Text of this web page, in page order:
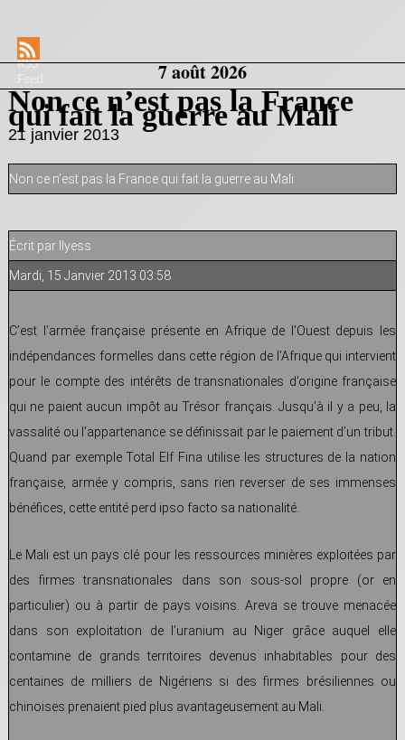
RSS
Feed
7 août 2026
Non ce n’est pas la France
qui fait la guerre au Mali
21 janvier 2013
Non ce n’est pas la France qui fait la guerre au Mali
Écrit par Ilyess
Mardi, 15 Janvier 2013 03:58
C’est l’armée française présente en Afrique de l’Ouest depuis les
indépendances formelles dans cette région de l’Afrique qui intervient
pour le compte des intérêts de transnationales d’origine française
qui ne paient aucun impôt au Trésor français. Jusqu’à il y a peu, la
vassalité ou l’appartenance se définissait par le paiement d’un tribut.
Quand par exemple Total Elf Fina utilise les structures de la nation
française, armée y compris, sans rien reverser de ses immenses
bénéfices, cette entité perd ipso facto sa nationalité.
Le Mali est un pays clé pour les ressources minières exploitées par
des firmes transnationales dans son sous-sol propre (or en
particulier) ou à partir de pays voisins. Areva se trouve menacée
dans son exploitation de l’uranium au Niger grâce auquel elle
contamine de grands territoires devenus inhabitables pour des
centaines de milliers de Nigériens si des firmes brésiliennes ou
chinoises prenaient pied plus avantageusement au Mali.